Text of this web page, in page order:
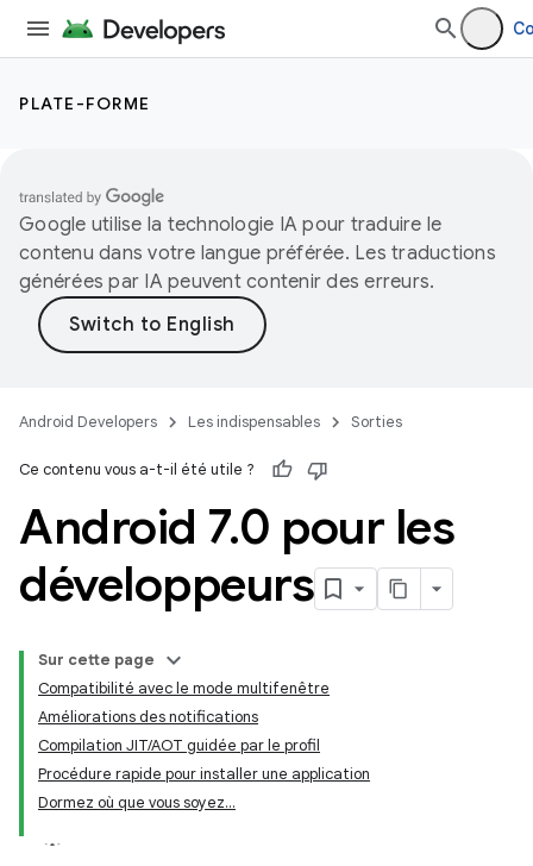
PLATE-FORME
Google utilise la technologie IA pour traduire le
contenu dans votre langue préférée. Les traductions
générées par IA peuvent contenir des erreurs.
Android Developers Les indispensables Sorties
Ce contenu vous a-t-il été utile ?
Android 7.0 pour les
développeurs
Sur cette page
Compatibilité avec le mode multifenêtre
Améliorations des notifications
Compilation JIT/AOT guidée par le profil
Procédure rapide pour installer une application
Dormez où que vous soyez...